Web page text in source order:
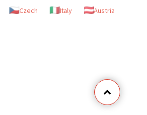
Czech Italy
Austria